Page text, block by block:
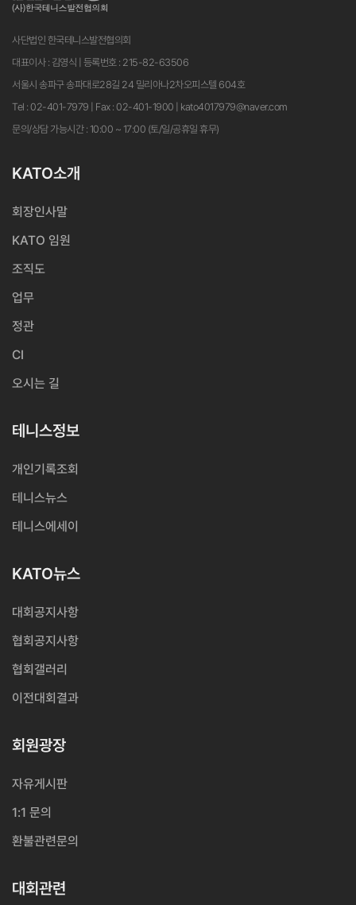
사단법인 한국테니스발전협의회
대표이사 : 김영식 | 등록번호 : 215-82-63506
서울시 송파구 송파대로28길 24 밀리아나2차오피스텔 604호
Tel : 02-401-7979 | Fax : 02-401-1900 | kato4017979@naver.com
문의/상담 가능시간 : 10:00 ~ 17:00 (토/일/공휴일 휴무)
KATO소개
회장인사말
KATO 임원
조직도
업무
정관
CI
오시는 길
테니스정보
개인기록조회
테니스뉴스
테니스에세이
KATO뉴스
대회공지사항
협회공지사항
협회갤러리
이전대회결과
회원광장
자유게시판
1:1 문의
환불관련문의
대회관련